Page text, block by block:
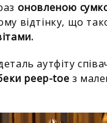
оновленою
відтінку, що
аутфіту
peep-toe з